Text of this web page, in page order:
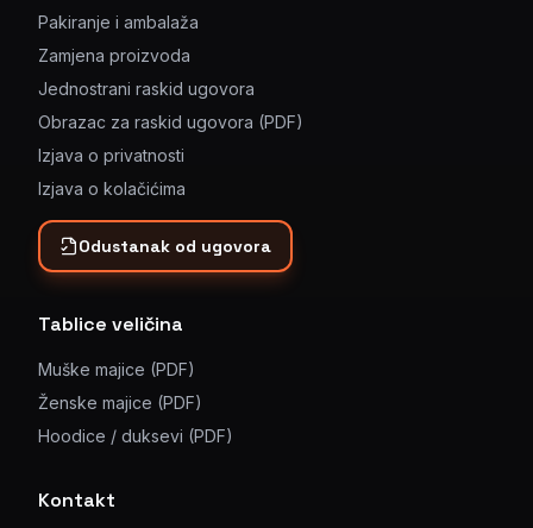
Pakiranje i ambalaža
Zamjena proizvoda
Jednostrani raskid ugovora
Obrazac za raskid ugovora (PDF)
Izjava o privatnosti
Izjava o kolačićima
Odustanak od ugovora
Tablice veličina
Muške majice (PDF)
Ženske majice (PDF)
Hoodice / duksevi (PDF)
Kontakt